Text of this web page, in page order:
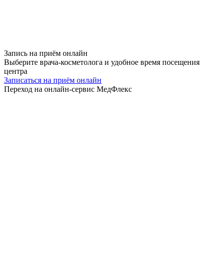
Запись на приём онлайн
Выберите врача-косметолога и удобное время посещения
центра
Записаться на приём онлайн
Переход на онлайн-сервис МедФлекс